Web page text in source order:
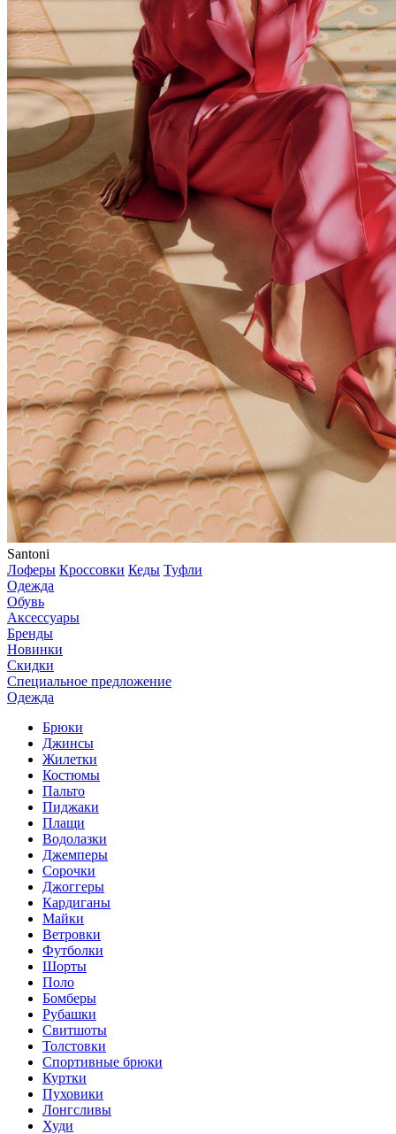
Santoni
Лоферы Кроссовки Кеды Туфли
Одежда
Обувь
Аксессуары
Бренды
Новинки
Скидки
Специальное предложение
Одежда
Брюки
Джинсы
Жилетки
Костюмы
Пальто
Пиджаки
Плащи
Водолазки
Джемперы
Сорочки
Джоггеры
Кардиганы
Майки
Ветровки
Футболки
Шорты
Поло
Бомберы
Рубашки
Свитшоты
Толстовки
Спортивные брюки
Куртки
Пуховики
Лонгсливы
Худи